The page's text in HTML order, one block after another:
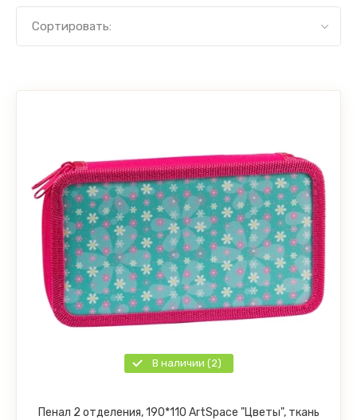
Сортировать:
В наличии (2)
Пенал 2 отделения, 190*110 ArtSpace "Цветы", ткань